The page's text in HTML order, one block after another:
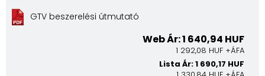
GTV beszerelési útmutató
Web Ár: 1 640,94 HUF
1 292,08 HUF +ÁFA
Lista Ár: 1 690,17 HUF